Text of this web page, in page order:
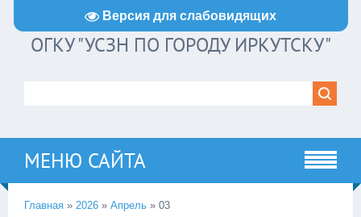
Версия для слабовидящих
ОГКУ "УСЗН ПО ГОРОДУ ИРКУТСКУ"
МЕНЮ САЙТА
Главная » 2026 » Апрель » 03